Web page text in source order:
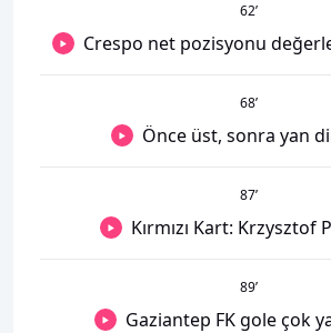
62’
Crespo net pozisyonu
68’
Önce üst, sonra yan
87’
Kırmızı Kart: Krzysztof
89’
Gaziantep FK gole çok